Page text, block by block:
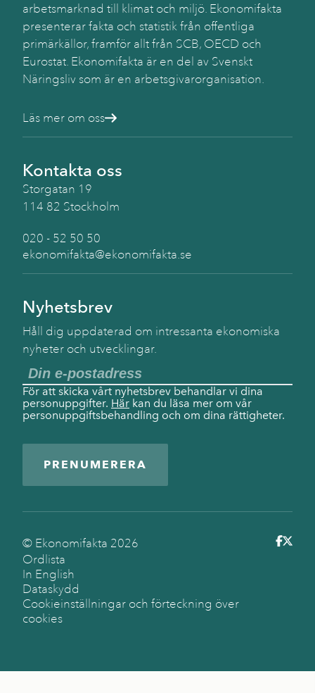
arbetsmarknad till klimat och miljö. Ekonomifakta
presenterar fakta och statistik från offentliga
primärkällor, framför allt från SCB, OECD och
Eurostat. Ekonomifakta är en del av Svenskt
Näringsliv som är en arbetsgivarorganisation.
Läs mer om oss
Kontakta oss
Storgatan 19
114 82 Stockholm
020 - 52 50 50
ekonomifakta@ekonomifakta.se
Nyhetsbrev
Håll dig uppdaterad om intressanta ekonomiska
nyheter och utvecklingar.
För att skicka vårt nyhetsbrev behandlar vi dina
personuppgifter. Här kan du läsa mer om vår
personuppgiftsbehandling och om dina rättigheter.
PRENUMERERA
© Ekonomifakta 2026
Ordlista
In English
Dataskydd
Cookieinställningar och förteckning över
cookies